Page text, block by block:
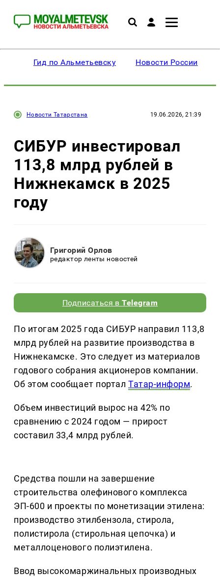
Гид по Альметьевску Новости России
Новости Татарстана 19.06.2026, 21:39
СИБУР инвестировал
113,8 млрд рублей в
Нижнекамск в 2025
году
Григорий Орлов
редактор ленты новостей
Подписаться вTelegram
По итогам 2025 года СИБУР направил 113,8
млрд рублей на развитие производства в
Нижнекамске. Это следует из материалов
годового собрания акционеров компании.
Об этом сообщает портал Татар-информ.
Объем инвестиций вырос на 42% по
сравнению с 2024 годом — прирост
составил 33,4 млрд рублей.
Средства пошли на завершение
строительства олефинового комплекса
ЭП-600 и проекты по монетизации этилена:
производство этилбензола, стирола,
полистирола (стирольная цепочка) и
металлоценового полиэтилена.
Ввод высокомаржинальных производных